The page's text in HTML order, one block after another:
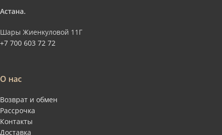
Астана.
Шары Жиенкуловой 11Г
+7 700 603 72 72
О нас
Возврат и обмен
Рассрочка
Контакты
Доставка